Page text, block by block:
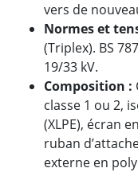
vers de
Normes et
(Triplex). BS
19/33 kV.
Composition :
classe 1 ou 2,
(XLPE), écran
ruban
externe en